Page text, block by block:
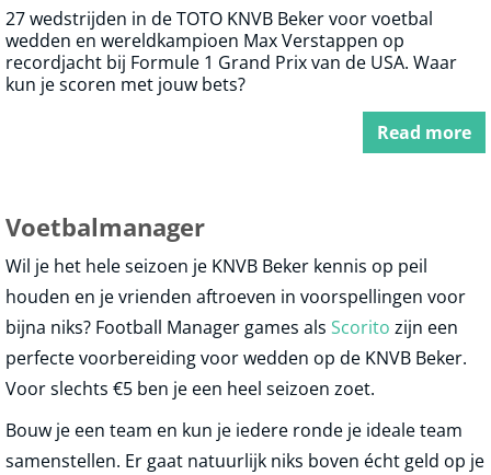
27 wedstrijden in de TOTO KNVB Beker voor voetbal
wedden en wereldkampioen Max Verstappen op
recordjacht bij Formule 1 Grand Prix van de USA. Waar
kun je scoren met jouw bets?
Read more
Voetbalmanager
Wil je het hele seizoen je KNVB Beker kennis op peil
houden en je vrienden aftroeven in voorspellingen voor
bijna niks? Football Manager games als Scorito zijn een
perfecte voorbereiding voor wedden op de KNVB Beker.
Voor slechts €5 ben je een heel seizoen zoet.
Bouw je een team en kun je iedere ronde je ideale team
samenstellen. Er gaat natuurlijk niks boven écht geld op je